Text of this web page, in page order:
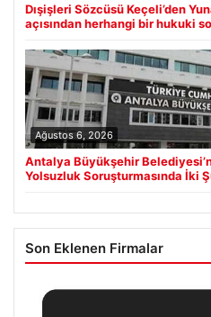
Dışişleri Sözcüsü Keçeli’den
açısından herhangi bir hukuki
Ağustos 6, 2026
Antalya Büyükşehir
Yolsuzluk Soruşturmasında İki
Son Eklenen Firmalar